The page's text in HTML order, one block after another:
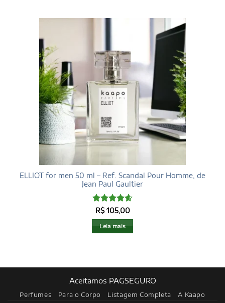
ELLIOT for men 50 ml – Ref. Scandal Pour Homme, de
Jean Paul Gaultier
Avaliação
4.6de 5
R$105,00
Leia mais
Aceitamos PAGSEGURO
Perfumes Para o Corpo Listagem Completa A Kaapo